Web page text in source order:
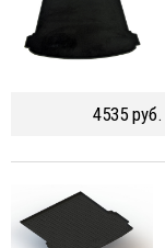
4535 руб.